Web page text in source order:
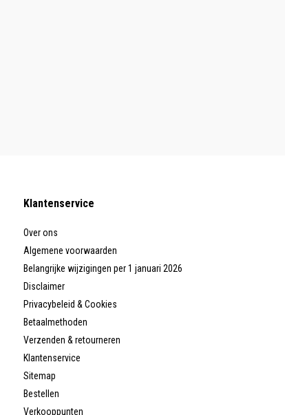
Klantenservice
Over ons
Algemene voorwaarden
Belangrijke wijzigingen per 1 januari 2026
Disclaimer
Privacybeleid & Cookies
Betaalmethoden
Verzenden & retourneren
Klantenservice
Sitemap
Bestellen
Verkooppunten